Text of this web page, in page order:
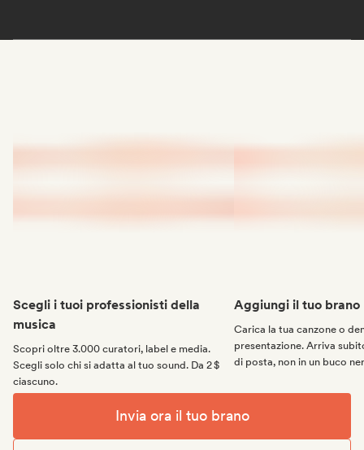
Scegli i tuoi professionisti della
musica
Scopri oltre 3.000 curatori, label e media.
Scegli solo chi si adatta al tuo sound. Da 2 $
ciascuno.
Aggiungi il tuo brano
Carica la tua canzone o
presentazione. Arriva
di posta, non in un buco
Invia ora il tuo brano